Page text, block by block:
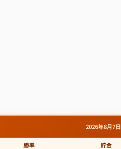
2026年8月7
勝率 貯金